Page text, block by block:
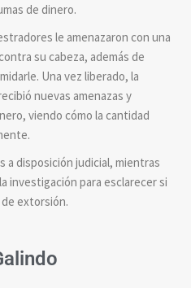
de dinero.
le amenazaron con una
su cabeza, además de
Una vez liberado, la
nuevas amenazas y
viendo cómo la cantidad
a disposición judicial, mientras
investigación para esclarecer si
extorsión.